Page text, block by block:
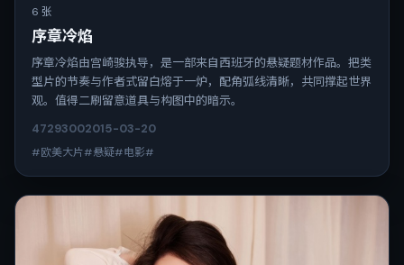
6 张
序章冷焰
序章冷焰由宫崎骏执导，是一部来自西班牙的悬疑题材作品。把类
型片的节奏与作者式留白熔于一炉，配角弧线清晰，共同撑起世界
观。值得二刷留意道具与构图中的暗示。
47293002015-03-20
#欧美大片#悬疑#电影#